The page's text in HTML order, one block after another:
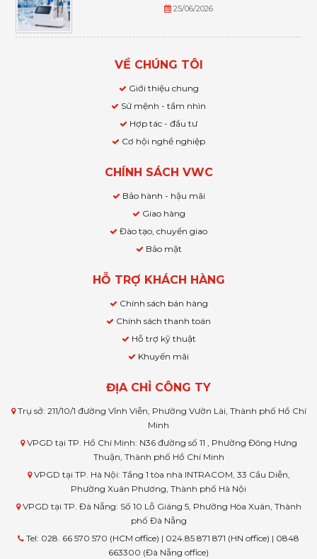
25/06/2026
VỀ CHÚNG TÔI
Giới thiệu chung
Sứ mệnh - tầm nhìn
Hợp tác - đầu tư
Cơ hội nghề nghiệp
CHÍNH SÁCH VWC
Bảo hành - hậu mãi
Giao hàng
Đào tạo, chuyển giao
Bảo mật
HỖ TRỢ KHÁCH HÀNG
Chính sách bán hàng
Chính sách thanh toán
Hỗ trợ kỹ thuật
Khuyến mãi
ĐỊA CHỈ CÔNG TY
Trụ sở: 211/10/1 đường Vĩnh Viễn, Phường Vườn Lài, Thành phố Hồ Chí
Minh
VPGD tại TP. Hồ Chí Minh: N36 đường số 11 , Phường Đông Hưng
Thuận, Thành phố Hồ Chí Minh
VPGD tại TP. Hà Nội: Tầng 1 tòa nhà INTRACOM, 33 Cầu Diễn,
Phường Xuân Phương, Thành phố Hà Nội
VPGD tại TP. Đà Nẵng: Số 10 Lỗ Giáng 5, Phường Hòa Xuân, Thành
phố Đà Nẵng
Tel: 028. 66 570 570 (HCM office) | 024.85 871 871 (HN office) | 0848
663300 (Đà Nẵng office)